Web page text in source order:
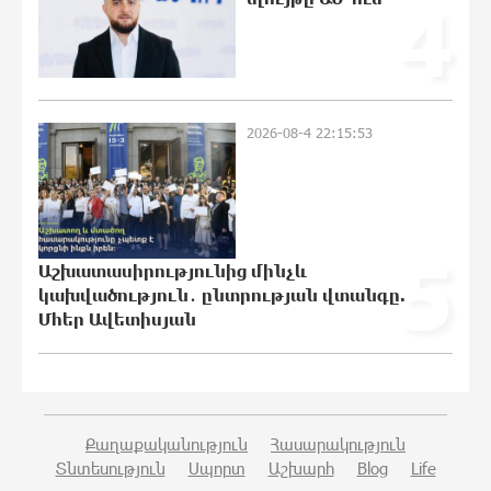
Կաթողիկոսի նկատմամբ
իրականացվող
բռնադատավարությունը միահեծան
իշխանության հետևանք է. Հանրային
Դաշինք
Մեր երկրում իշխանության և
ընդդիմության անվերջանալի
պայքարում տուժում է միայն ու միայն
ՀՀ քաղաքացին. Աննա Կոստանյան
21:00:08 7-08-2026
ԼՀԿ-ն պահանջում է դադարեցնել
5
2026-08-4 22:15:53
Աշխատասիրությունից մինչև
կախվածություն․ ընտրության վտանգը.
Մհեր Ավետիսյան
Քաղաքականություն
Հասարակություն
Տնտեսություն
Սպորտ Աշխարհ Blog Life